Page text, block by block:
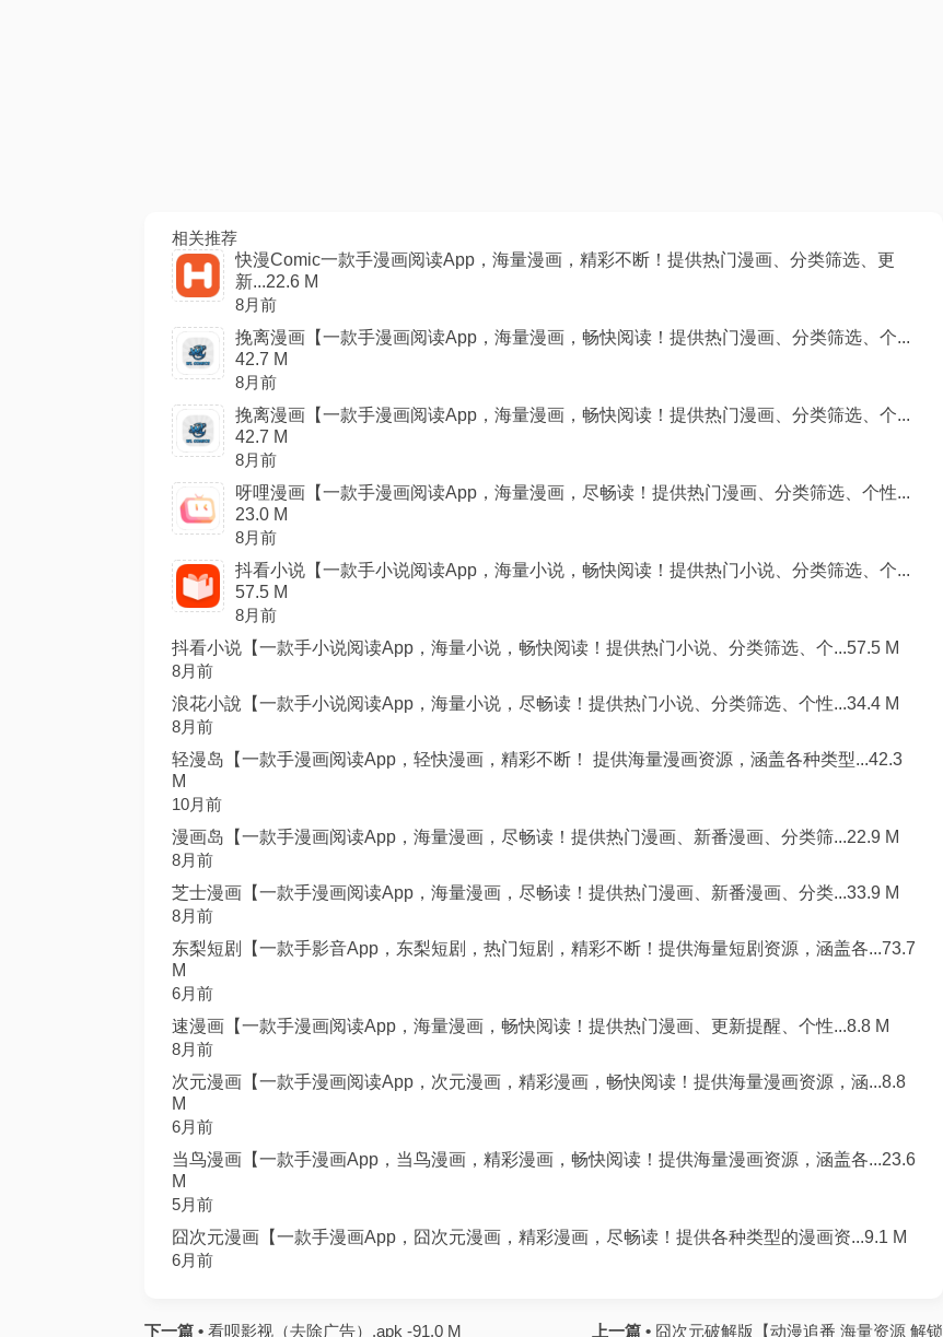
相关推荐
快漫Comic一款手漫画阅读App，海量漫画，精彩不断！提供热门漫画、分类筛选、更
新...22.6 M
8月前
挽离漫画【一款手漫画阅读App，海量漫画，畅快阅读！提供热门漫画、分类筛选、个...
42.7 M
8月前
挽离漫画【一款手漫画阅读App，海量漫画，畅快阅读！提供热门漫画、分类筛选、个...
42.7 M
8月前
呀哩漫画【一款手漫画阅读App，海量漫画，尽畅读！提供热门漫画、分类筛选、个性...
23.0 M
8月前
抖看小说【一款手小说阅读App，海量小说，畅快阅读！提供热门小说、分类筛选、个...
57.5 M
8月前
抖看小说【一款手小说阅读App，海量小说，畅快阅读！提供热门小说、分类筛选、个...57.5 M
8月前
浪花小說【一款手小说阅读App，海量小说，尽畅读！提供热门小说、分类筛选、个性...34.4 M
8月前
轻漫岛【一款手漫画阅读App，轻快漫画，精彩不断！ 提供海量漫画资源，涵盖各种类型...42.3
M
10月前
漫画岛【一款手漫画阅读App，海量漫画，尽畅读！提供热门漫画、新番漫画、分类筛...22.9 M
8月前
芝士漫画【一款手漫画阅读App，海量漫画，尽畅读！提供热门漫画、新番漫画、分类...33.9 M
8月前
东梨短剧【一款手影音App，东梨短剧，热门短剧，精彩不断！提供海量短剧资源，涵盖各...73.7
M
6月前
速漫画【一款手漫画阅读App，海量漫画，畅快阅读！提供热门漫画、更新提醒、个性...8.8 M
8月前
次元漫画【一款手漫画阅读App，次元漫画，精彩漫画，畅快阅读！提供海量漫画资源，涵...8.8
M
6月前
当鸟漫画【一款手漫画App，当鸟漫画，精彩漫画，畅快阅读！提供海量漫画资源，涵盖各...23.6
M
5月前
囧次元漫画【一款手漫画App，囧次元漫画，精彩漫画，尽畅读！提供各种类型的漫画资...9.1 M
6月前
下一篇 • 看呗影视（去除广告）.apk -91.0 M 上一篇 • 囧次元破解版【动漫追番 海量资源 解锁